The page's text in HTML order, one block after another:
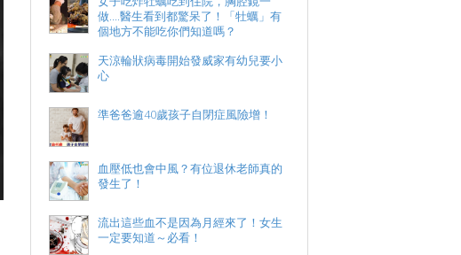
做....醫生看到都驚呆了！「牡蠣」有
個地方不能吃你們知道嗎？
天涼輪狀病毒開始發威家有幼兒要小
心
準爸爸逾40歲孩子自閉症風險增！
血壓低也會中風？有位退休老師真的
發生了！
流出這些血不是因為月經來了！女生
一定要知道～必看！